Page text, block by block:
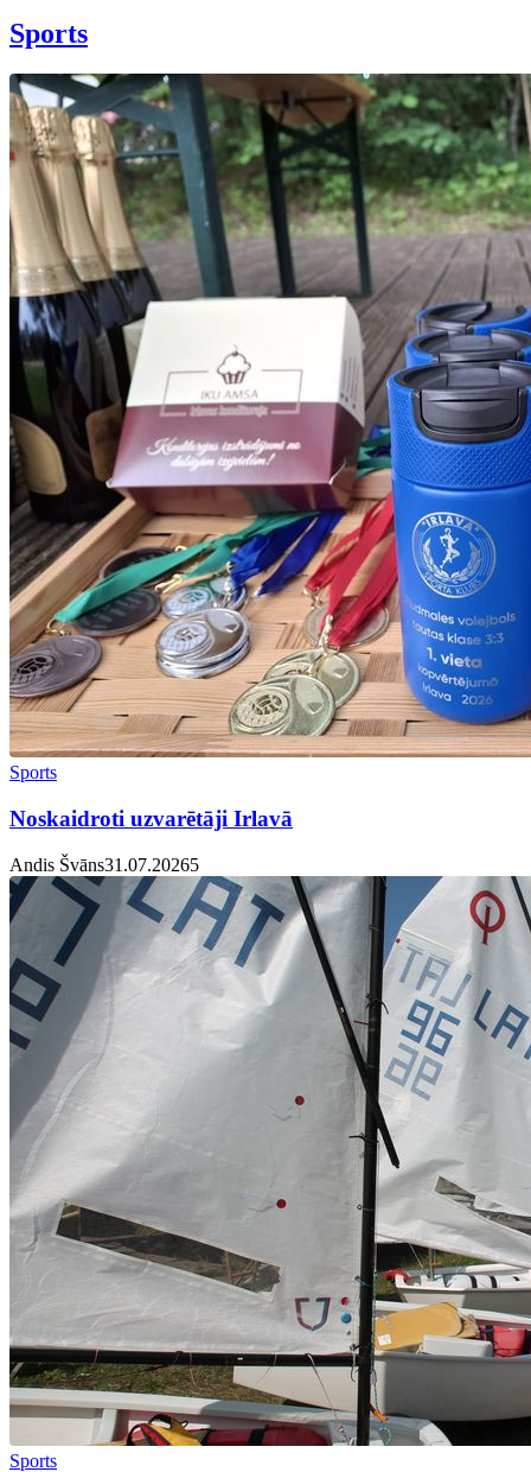
Sports
Sports
Noskaidroti uzvarētāji Irlavā
Andis Švāns31.07.20265
Sports